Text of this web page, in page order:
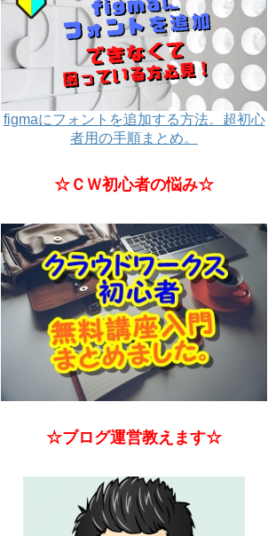
figmaにフォントを追加する方法。超初心
者用の手順まとめ。
☆ＣＷ初心者の悩み☆
☆ブログ運営教えます☆